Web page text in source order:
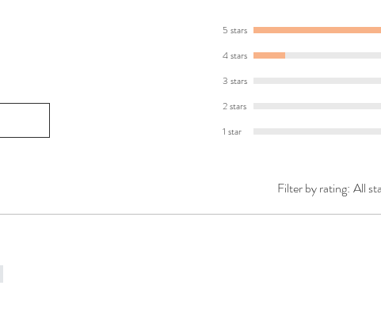
5 stars
4 stars
3 stars
2 stars
1 star
Filter by rating: All